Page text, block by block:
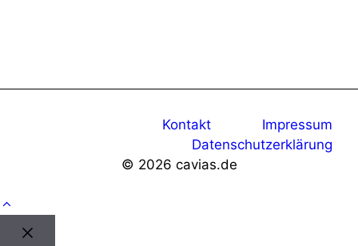
© 2026 cavias.de
Kontakt
Impressum
Datenschutzerklärung